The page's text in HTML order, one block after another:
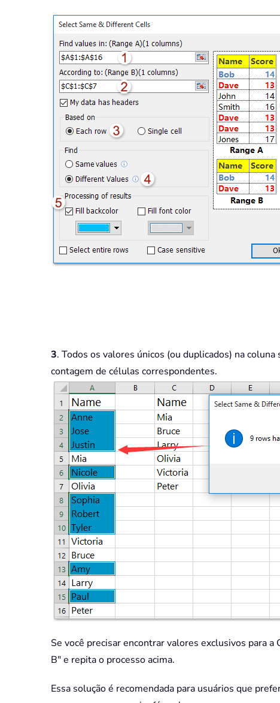
3. Todos os valores únicos (ou duplicados) na
contagem de células correspondentes.
Se você precisar encontrar valores exclusivos para
B" e repita o processo acima.
Essa solução é recomendada para usuários que